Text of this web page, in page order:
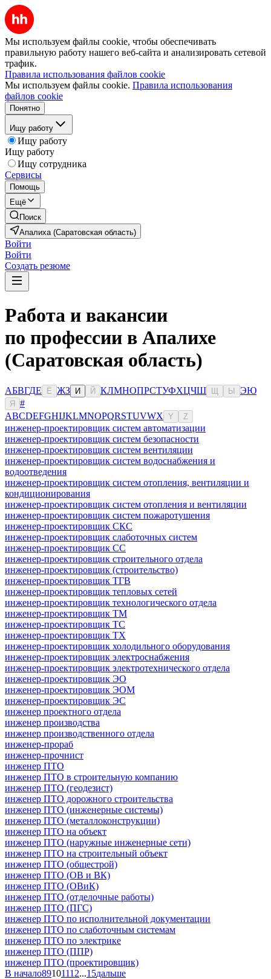
Мы используем файлы cookie, чтобы обеспечивать
правильную работу нашего веб-сайта и анализировать сетевой
трафик.
Правила использования файлов cookie
Мы используем файлы cookie. Правила использования
файлов cookie
Понятно
Ищу работу
Ищу работу
Ищу работу
Ищу сотрудника
Сервисы
Помощь
Ещё
Поиск
Апалиха (Саратовская область)
Войти
Войти
Создать резюме
Работа и вакансии
по профессии в Апалихе
(Саратовская область)
АБВГДЕ Ё ЖЗ И Й КЛМНОПРСТУФХЦЧШ Ы ЭЮ
Я
#
ABCDEFGHIJKLMNOPQRSTUVWX Y Z
инженер-проектировщик систем автоматизации
инженер-проектировщик систем безопасности
инженер-проектировщик систем вентиляции
инженер-проектировщик систем водоснабжения и
водоотведения
инженер-проектировщик систем отопления, вентиляции и
кондиционирования
инженер-проектировщик систем отопления и вентиляции
инженер-проектировщик систем пожаротушения
инженер-проектировщик СКС
инженер-проектировщик слаботочных систем
инженер-проектировщик СС
инженер-проектировщик строительного отдела
инженер-проектировщик (строительство)
инженер-проектировщик ТГВ
инженер-проектировщик тепловых сетей
инженер-проектировщик технологического отдела
инженер-проектировщик ТМ
инженер-проектировщик ТС
инженер-проектировщик ТХ
инженер-проектировщик холодильного оборудования
инженер-проектировщик электроснабжения
инженер-проектировщик электротехнического отдела
инженер-проектировщик ЭО
инженер-проектировщик ЭОМ
инженер-проектировщик ЭС
инженер проектного отдела
инженер производства
инженер производственного отдела
инженер-прораб
инженер-прочнист
инженер ПТО
инженер ПТО в строительную компанию
инженер ПТО (геодезист)
инженер ПТО дорожного строительства
инженер ПТО (инженерные системы)
инженер ПТО (металлоконструкции)
инженер ПТО на объект
инженер ПТО (наружные инженерные сети)
инженер ПТО на строительный объект
инженер ПТО (общестрой)
инженер ПТО (ОВ и ВК)
инженер ПТО (ОВиК)
инженер ПТО (отделочные работы)
инженер ПТО (ПГС)
инженер ПТО по исполнительной документации
инженер ПТО по слаботочным системам
инженер ПТО по электрике
инженер ПТО (ППР)
инженер ПТО (проектировщик)
В начало89101112...15дальше